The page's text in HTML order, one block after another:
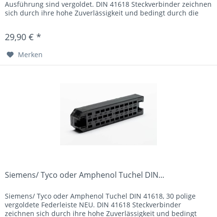
Ausführung sind vergoldet. DIN 41618 Steckverbinder zeichnen
sich durch ihre hohe Zuverlässigkeit und bedingt durch die
29,90 € *
Merken
Siemens/ Tyco oder Amphenol Tuchel DIN...
Siemens/ Tyco oder Amphenol Tuchel DIN 41618, 30 polige
vergoldete Federleiste NEU. DIN 41618 Steckverbinder
zeichnen sich durch ihre hohe Zuverlässigkeit und bedingt